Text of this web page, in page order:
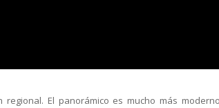
El panorámico es mucho más